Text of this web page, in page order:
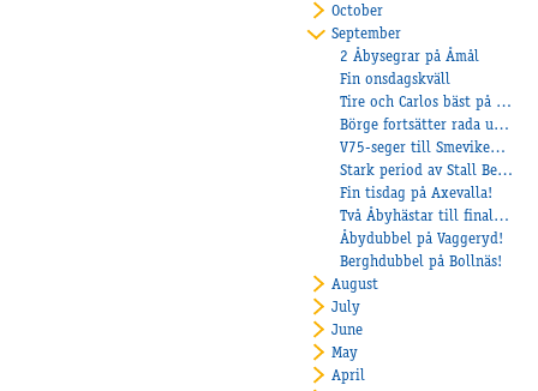
October
September
2 Åbysegrar på Åmål
Fin onsdagskväll
Tire och Carlos bäst på Axevalla!
Börge fortsätter rada upp segrarna
V75-seger till Smevikens Cruiser
Stark period av Stall Bergh
Fin tisdag på Axevalla!
Två Åbyhästar till final i Kriteriet!
Åbydubbel på Vaggeryd!
Berghdubbel på Bollnäs!
August
July
June
May
April